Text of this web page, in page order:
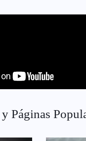
Páginas